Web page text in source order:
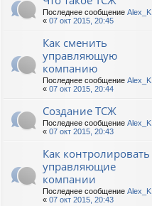
Последнее сообщение Alex_K
« 07 окт 2015, 20:45
Как сменить
управляющую
компанию
Последнее сообщение Alex_K
« 07 окт 2015, 20:44
Создание ТСЖ
Последнее сообщение Alex_K
« 07 окт 2015, 20:43
Как контролировать
управляющие
компании
Последнее сообщение Alex_K
« 07 окт 2015, 20:43